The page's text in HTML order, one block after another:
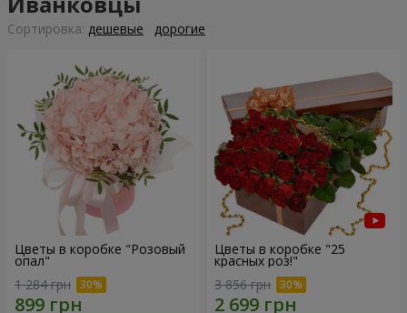
Cортировка: дешевые дорогие
Цветы в коробке "Розовый
опал"
1 284 грн
Цветы в коробке "25
красных роз!"
3 856 грн